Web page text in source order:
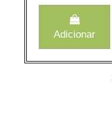
Adicionar